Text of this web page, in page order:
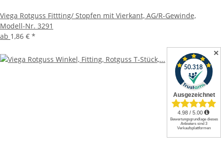
Viega Rotguss Fittting/ Stopfen mit Vierkant, AG/R-Gewinde,
Modell-Nr. 3291
ab 1,86 € *
✕